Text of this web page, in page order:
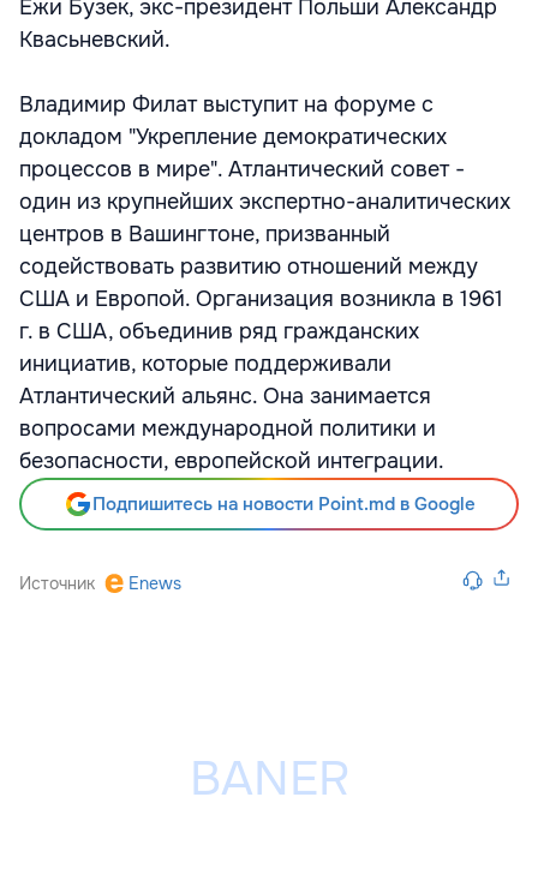
Ежи Бузек, экс-президент Польши Александр
Квасьневский.
Владимир Филат выступит на форуме с
докладом "Укрепление демократических
процессов в мире". Атлантический совет -
один из крупнейших экспертно-аналитических
центров в Вашингтоне, призванный
содействовать развитию отношений между
США и Европой. Организация возникла в 1961
г. в США, объединив ряд гражданских
инициатив, которые поддерживали
Атлантический альянс. Она занимается
вопросами международной политики и
безопасности, европейской интеграции.
Подпишитесь на новости Point.md в Google
Источник Enews